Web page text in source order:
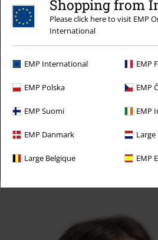
Shopping from
Please click here to visit EMP
International
EMP International EMP
EMP Polska EMP
EMP Suomi EMP
EMP Danmark
Large Belgique EMP